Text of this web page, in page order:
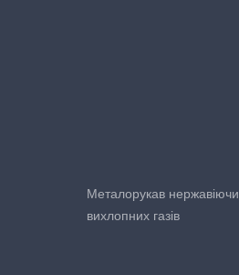
Металорукав
вихлопних газів